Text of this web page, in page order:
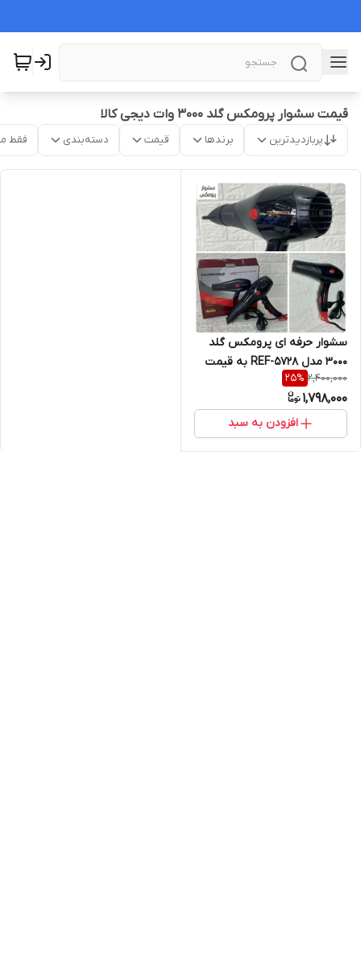
قیمت سشوار پرومکس گلد ۳۰۰۰ وات دیجی کالا
پربازدیدترین برندها قیمت دسته‌بندی فقط
سشوار حرفه ای پرومکس گلد
۳۰۰۰ مدل REF-5728 به قیمت
عمده
2,400,000
25%
1,798,000
افزودن به سبد